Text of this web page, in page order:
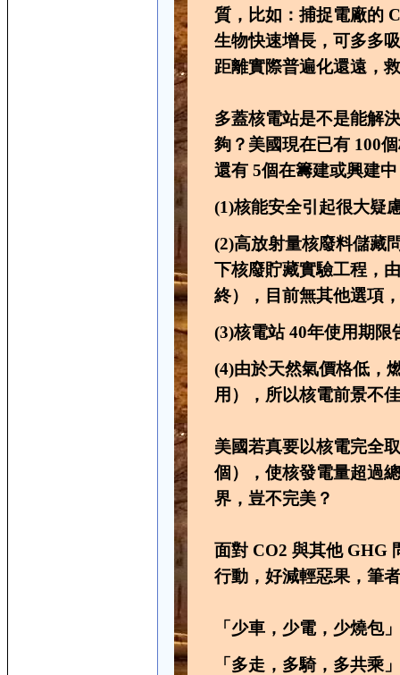
質，比如：捕捉電廠的
生物快速增長，可多多
距離實際普遍化還遠，
多蓋核電站是不是能解
夠？美國現在已有 100
還有 5個在籌建或興建
(1)核能安全引起很大疑
(2)高放射量核廢料儲藏
下核廢貯藏實驗工程，
終），目前無其他選項，
(3)核電站 40年使用期
(4)由於天然氣價格低，
用），所以核電前景不
美國若真要以核電完全
個），使核發電量超過
界，豈不完美？
面對 CO2 與其他 GHG
行動，好減輕惡果，筆
「少車，少電，少燒包
「多走，多騎，多共乘